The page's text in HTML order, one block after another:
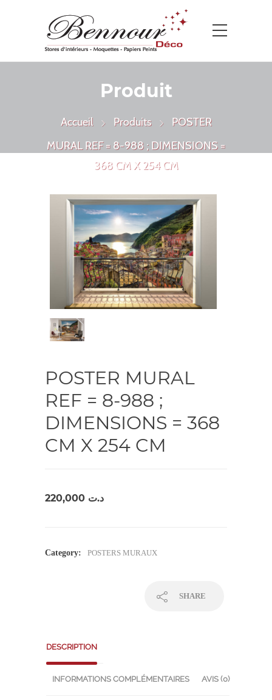
Produit
Accueil Produits
POSTER
MURAL REF = 8-988 ; DIMENSIONS =
368 CM X 254 CM
POSTER MURAL
REF = 8-988 ;
DIMENSIONS = 368
CM X 254 CM
د.ت
Category: POSTERS MURAUX
SHARE
DESCRIPTION
INFORMATIONS COMPLÉMENTAIRES AVIS (0)